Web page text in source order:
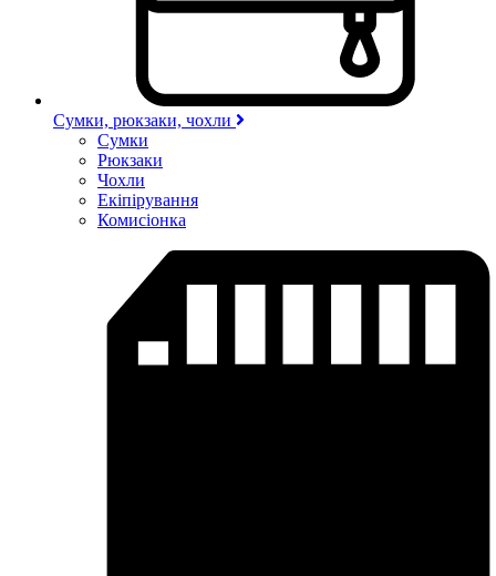
Сумки, рюкзаки, чохли
Сумки
Рюкзаки
Чохли
Екіпірування
Комисіонка